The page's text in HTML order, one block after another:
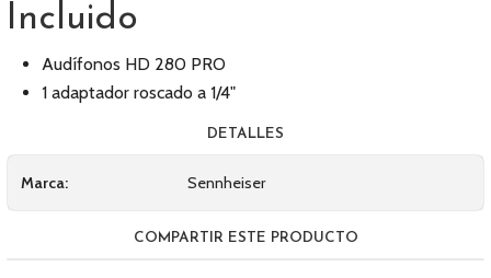
Incluido
Audífonos HD 280 PRO
1 adaptador roscado a 1/4"
DETALLES
Marca: Sennheiser
COMPARTIR ESTE PRODUCTO